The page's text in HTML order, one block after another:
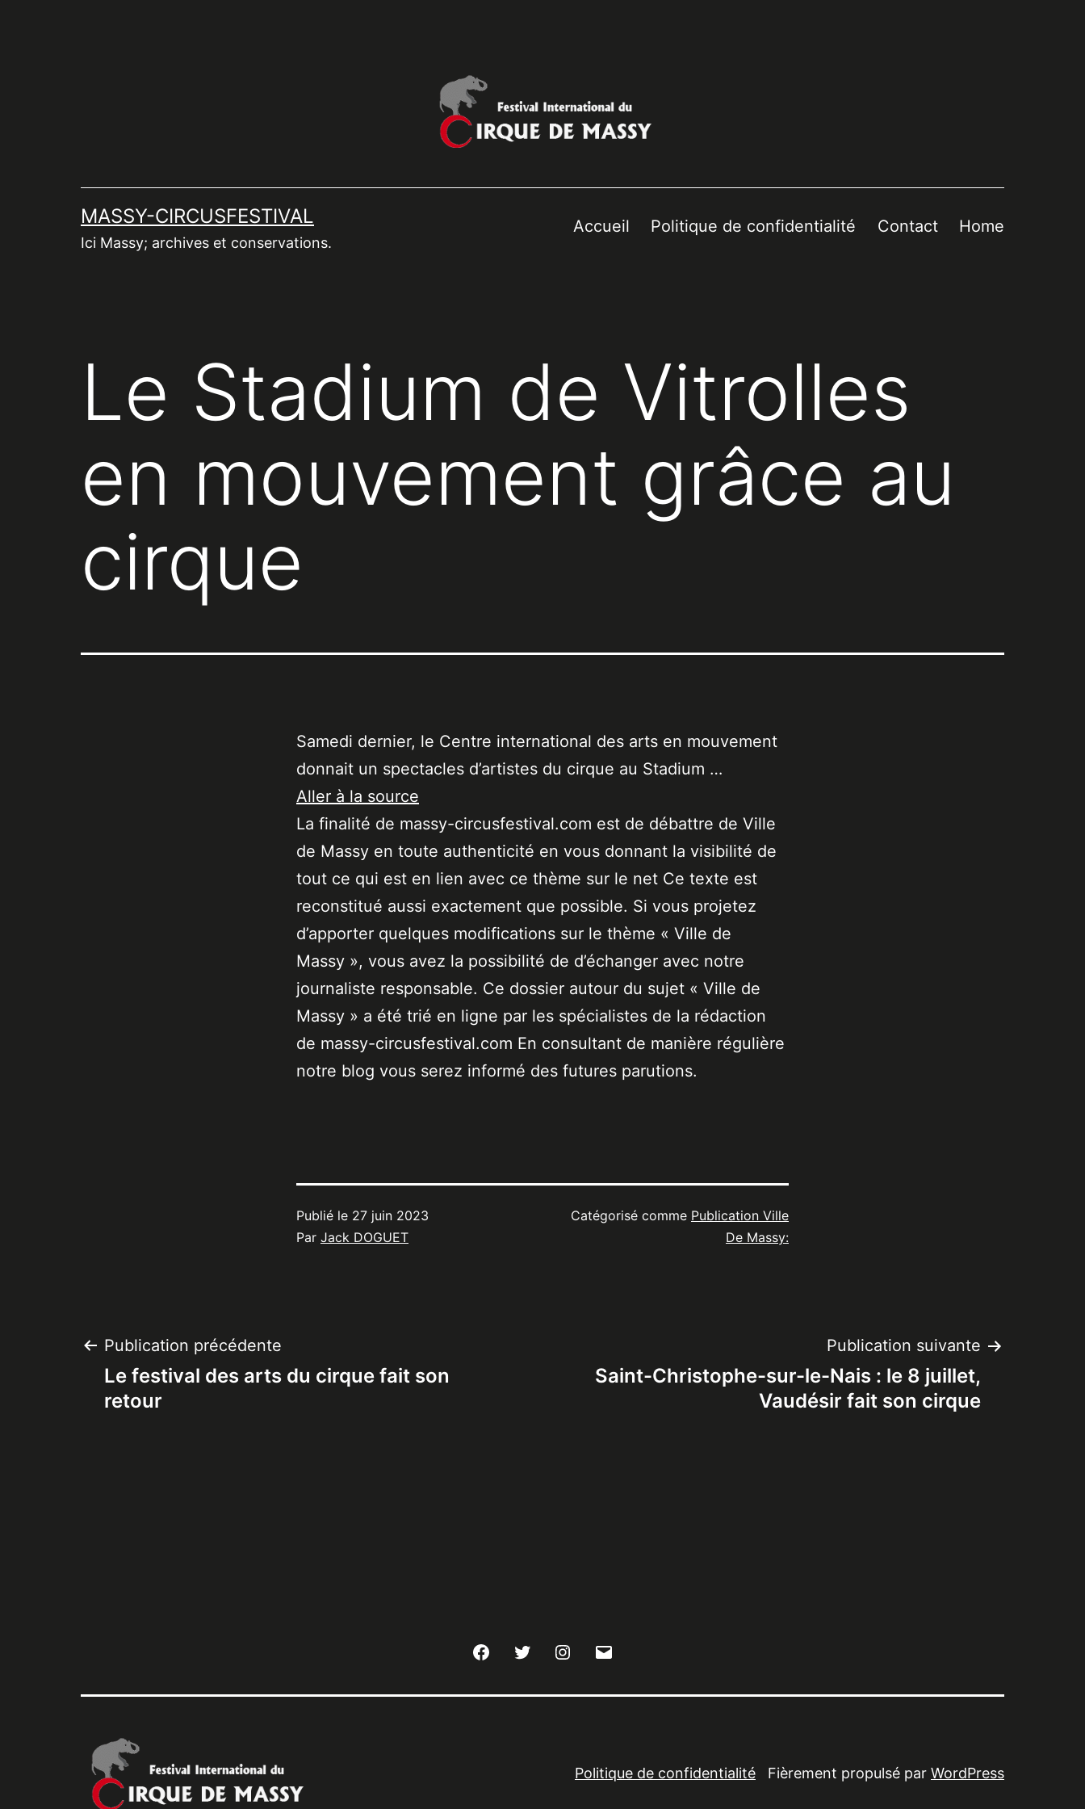
MASSY-CIRCUSFESTIVAL
Ici Massy; archives et conservations.
Accueil Politique de confidentialité Contact Home
Le Stadium de Vitrolles
en mouvement grâce au
cirque
Samedi dernier, le Centre international des arts en mouvement
donnait un spectacles d’artistes du cirque au Stadium …
Aller à la source
La finalité de massy-circusfestival.com est de débattre de Ville
de Massy en toute authenticité en vous donnant la visibilité de
tout ce qui est en lien avec ce thème sur le net Ce texte est
reconstitué aussi exactement que possible. Si vous projetez
d’apporter quelques modifications sur le thème « Ville de
Massy », vous avez la possibilité de d’échanger avec notre
journaliste responsable. Ce dossier autour du sujet « Ville de
Massy » a été trié en ligne par les spécialistes de la rédaction
de massy-circusfestival.com En consultant de manière régulière
notre blog vous serez informé des futures parutions.
Publié le 27 juin 2023
Par Jack DOGUET
Catégorisé comme Publication Ville
De Massy:
Navigation
de
Publication précédente
Le festival des arts du cirque fait son
retour
Publication suivante
Saint-Christophe-sur-le-Nais : le 8 juillet,
Vaudésir fait son cirque
FacebookTwitter Instagram
Politique de confidentialité Fièrement propulsé par WordPress